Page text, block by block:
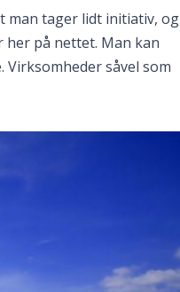
man tager lidt initiativ, og
her på nettet. Man kan
såvel som